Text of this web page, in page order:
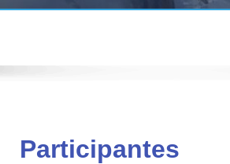
Participantes